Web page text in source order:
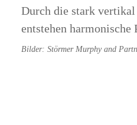
Durch die stark vertikal
entstehen harmonische
Bilder: Störmer Murphy and